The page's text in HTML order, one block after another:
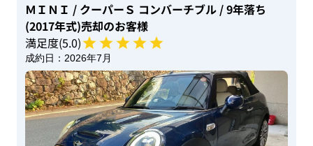
ＭＩＮＩ / クーパーＳ コンバーチブル / 9年落ち
(2017年式)売却のお客様
満足度(5.0)
成約日： 2026年7月